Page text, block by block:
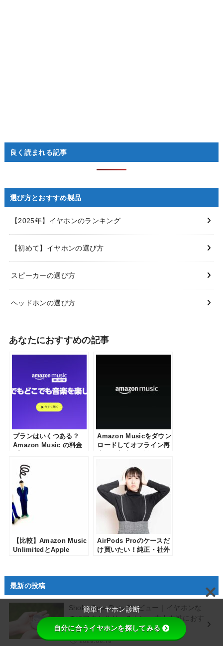
良く読まれる記事
選び方とおすすめ製品
【2025年】イヤホンのランキング
【初めて】イヤホンの選び方
スピーカーの選び方
ヘッドホンの選び方
あなたにおすすめの記事
プランはいくつある？
Amazon Music の料金
Prime)の違いを比較して
わかりやすく解説
Amazon Musicをダウン
ロードしてオフライン再
【比較】Amazon Music
UnlimitedとApple
い？
AirPods Proのケースだ
け買いたい！純正・社外
最新の投稿
Shokz OpenDots 2レビュー｜イヤホンな
のにアクセサリーみたい。大人女性におす
すめしたい理由
2026.06.18
簡単イヤホン診断
自分に合うイヤホンを探してみる